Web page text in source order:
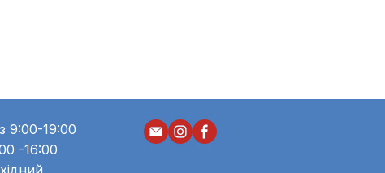
9:00-19:00
-16:00